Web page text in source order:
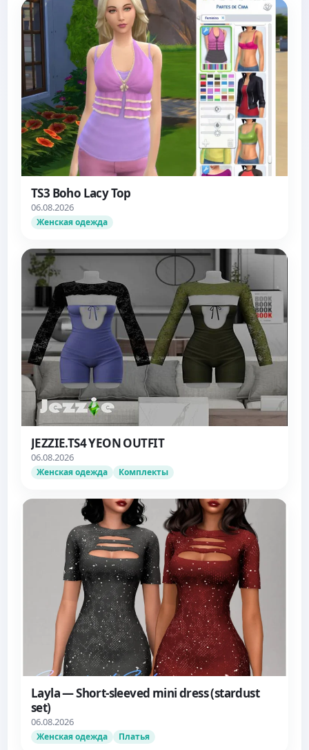
TS3 Boho Lacy Top
06.08.2026
Женская одежда
JEZZIE.TS4 YEON OUTFIT
06.08.2026
Женская одежда Комплекты
Layla — Short-sleeved mini dress (stardust
set)
06.08.2026
Женская одежда Платья